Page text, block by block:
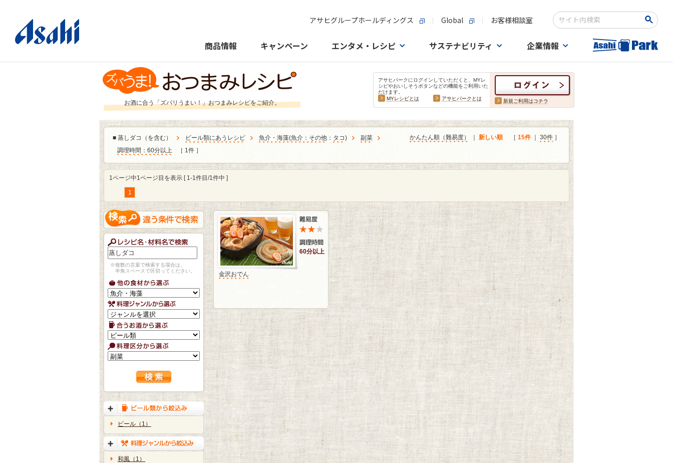
アサヒグループホールディングス Global お客様相談室
検索キーワード入力
商品情報 キャンペーン エンタメ・レシピ サステナビリティ 企業情報
お酒に合う「ズバリうまい！」おつまみレシピをご紹介。
アサヒパークにログインしていただくと、MYレ
シピやおいしそうボタンなどの機能をご利用いた
だけます。
MYレシピとは
アサヒパークとは 新規ご利用はコチラ
■ 蒸しダコ（を含む） ビール類にあうレシピ 魚介・海藻(魚介：その他 ： タコ)
副菜
調理時間：60分以上
［ 1件 ］
かんたん順（難易度） 新しい順 ［ 15件｜ 30件 ］
1ページ中1ページ目を表示 [ 1-1件目/1件中 ]
1
※複数の言葉で検索する場合は、
半角スペースで区切ってください。
ビール（1）
和風（1）
60分以上
金沢おでん